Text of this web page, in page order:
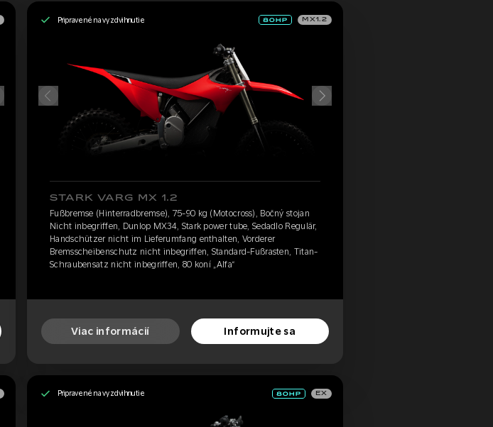
Pripravené na vyzdvihnutie MX1.2
STARK VARG MX 1.2
Fußbremse (Hinterradbremse), 75-90 kg (Motocross), Bočný stojan
Nicht inbegriffen, Dunlop MX34, Stark power tube, Sedadlo Regulär,
Handschützer nicht im Lieferumfang enthalten, Vorderer
Bremsscheibenschutz nicht inbegriffen, Standard-Fußrasten, Titan-
Schraubensatz nicht inbegriffen, 80 koní „Alfa“
Viac informácií Informujte sa
Pripravené na vyzdvihnutie EX